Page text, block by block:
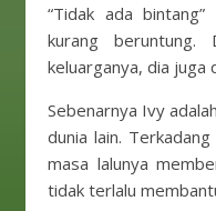
“Tidak ada
kurang beruntung.
keluarganya, dia juga
Sebenarnya Ivy
dunia lain.
masa lalunya
tidak terlalu